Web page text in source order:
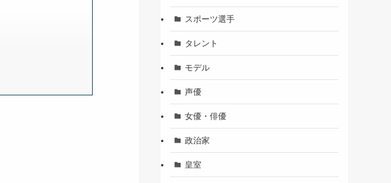
スポーツ選手
タレント
モデル
声優
女優・俳優
政治家
皇室